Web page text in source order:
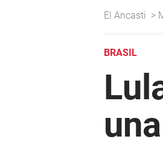
El Ancasti >
BRASIL